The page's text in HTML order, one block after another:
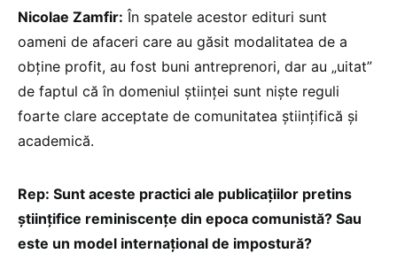
Nicolae Zamfir: În spatele acestor edituri sunt
oameni de afaceri care au găsit modalitatea de a
obține profit, au fost buni antreprenori, dar au „uitat”
de faptul că în domeniul științei sunt niște reguli
foarte clare acceptate de comunitatea științifică și
academică.
Rep: Sunt aceste practici ale publicațiilor pretins
științifice reminiscențe din epoca comunistă? Sau
este un model internațional de impostură?